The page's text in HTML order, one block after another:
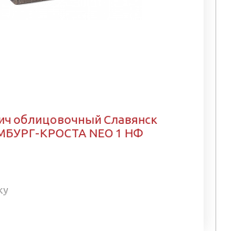
облицовочный Славянск
КРОСТА NEO 1 НФ